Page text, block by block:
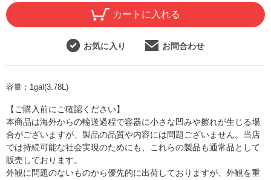
カートに入れる
お気に入り お問合わせ
容量： 1gal(3.78L)
【ご購入前にご確認ください】
本商品は海外からの輸送過程で容器に小さな凹みや擦れが生じる場
合がございますが、製品の品質や内容には問題ございません。当店
では持続可能な社会実現のためにも、これらの製品も通常品として
販売しております。
外観に問題のないものから優先的に出荷しておりますが、外観を重